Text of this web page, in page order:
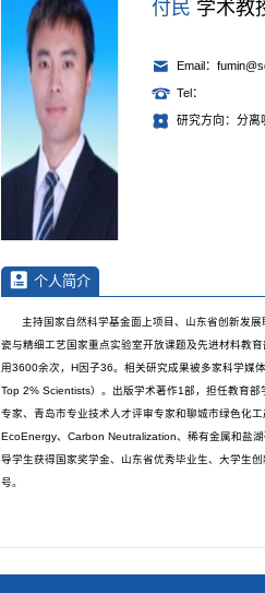
付民 学术教
Email：
Tel：
研究方向：分离
个人简介
主持国家自然科学基金面上项目、山东省创新发
瓷与精细工艺国家重点实验室开放课题及先进材料教
用3600余次，H因子36。相关研究成果被多家科学媒
Top 2% Scientists）。出版学术著作1部，担任教育
专家、青岛市专业技术人才评审专家和聊城市绿色化
EcoEnergy、Carbon Neutralization、稀有金属和盐湖
导学生获得国家奖学金、山东省优秀毕业生、大学生
号。